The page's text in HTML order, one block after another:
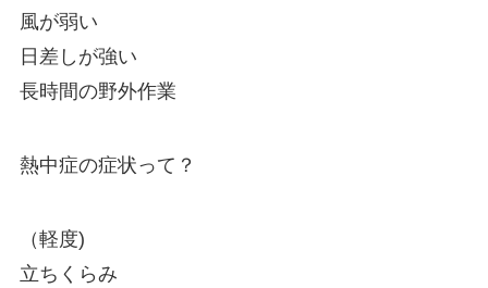
風が弱い
日差しが強い
長時間の野外作業
熱中症の症状って？
（軽度)
立ちくらみ